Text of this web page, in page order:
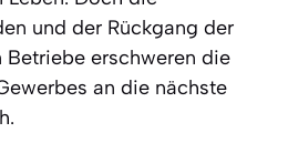
und der Rückgang der
erschweren die
an die nächste